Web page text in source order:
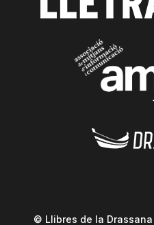
© Llibres de la Drassana